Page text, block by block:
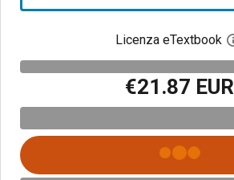
Licenza eTextbook
€21.87 EUR